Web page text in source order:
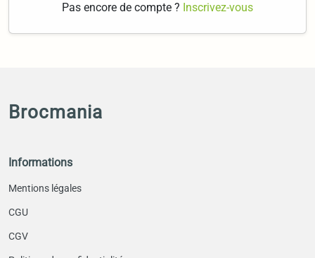
Pas encore de compte ? Inscrivez-vous
Brocmania
Informations
Mentions légales
CGU
CGV